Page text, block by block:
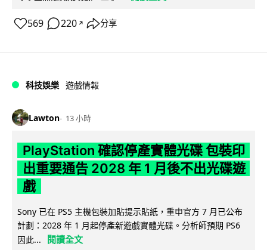
569 220 ↗ 分享
科技娛樂 遊戲情報
Lawton 13 小時
PlayStation 確認停產實體光碟 包裝印
出重要通告 2028 年 1 月後不出光碟遊
戲
Sony 已在 PS5 主機包裝加貼提示貼紙，重申官方 7 月已公布
計劃：2028 年 1 月起停產新遊戲實體光碟。分析師預期 PS6
因此...
閱讀全文